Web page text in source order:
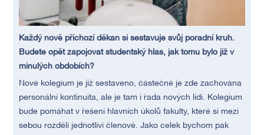
Každý nově příchozí děkan si sestavuje svůj poradní kruh.
Budete opět zapojovat studentský hlas, jak tomu bylo již v
minulých obdobích?
Nové kolegium je již sestaveno, částečně je zde zachována
personální kontinuita, ale je tam i řada nových lidí. Kolegium
bude pomáhat v řešení hlavních úkolů fakulty, které si mezi
sebou rozdělí jednotliví členové. Jako celek bychom pak